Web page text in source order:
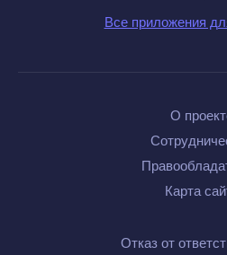
Все приложения
О
Карта
Отказ от